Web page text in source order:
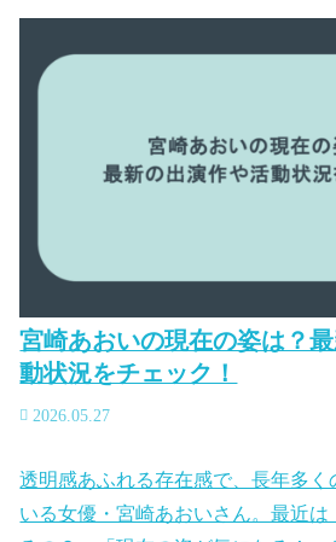
宮崎あおいの現在の姿は？
動状況をチェック！
2026.05.27
透明感あふれる存在感で、長年多く
いる女優・宮崎あおいさん。最近は